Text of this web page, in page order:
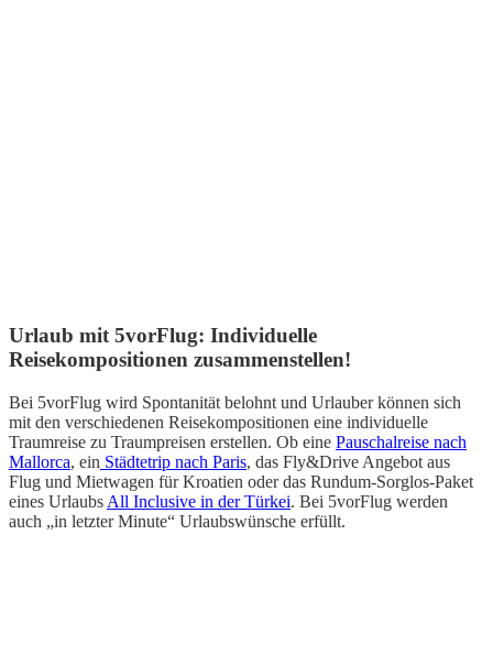
Urlaub mit 5vorFlug: Individuelle
Reisekompositionen zusammenstellen!
Bei 5vorFlug wird Spontanität belohnt und Urlauber können sich
mit den verschiedenen Reisekompositionen eine individuelle
Traumreise zu Traumpreisen erstellen. Ob eine Pauschalreise nach
Mallorca, ein Städtetrip nach Paris, das Fly&Drive Angebot aus
Flug und Mietwagen für Kroatien oder das Rundum-Sorglos-Paket
eines Urlaubs All Inclusive in der Türkei. Bei 5vorFlug werden
auch „in letzter Minute“ Urlaubswünsche erfüllt.